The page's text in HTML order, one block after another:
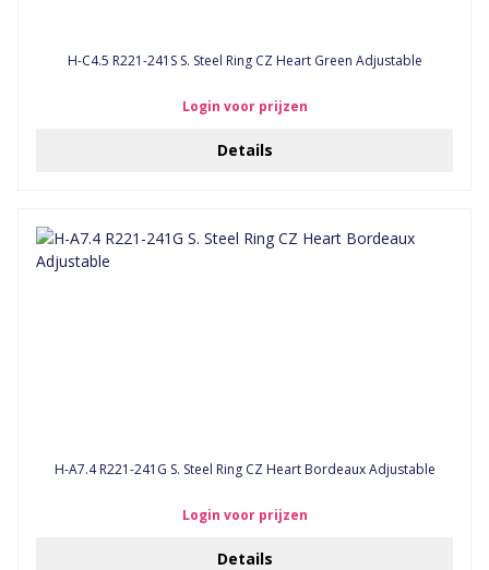
H-C4.5 R221-241S S. Steel Ring CZ Heart Green Adjustable
Login voor prijzen
Details
H-A7.4 R221-241G S. Steel Ring CZ Heart Bordeaux Adjustable
Login voor prijzen
Details